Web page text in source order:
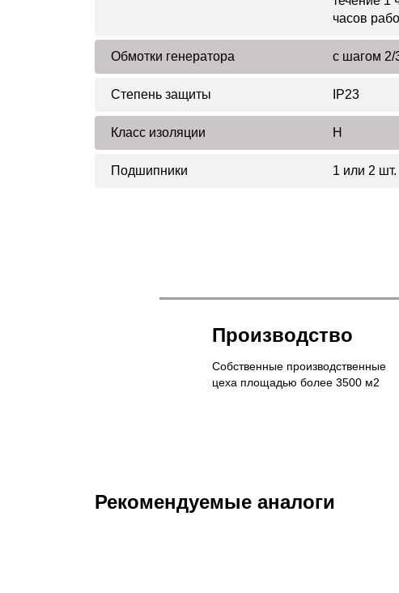
часов
Обмотки генератора с шагом 2/
Степень защиты IP23
Класс изоляции H
Подшипники 1 или 2 шт.
Производство
Собственные производственные
цеха площадью более 3500 м2
Рекомендуемые аналоги